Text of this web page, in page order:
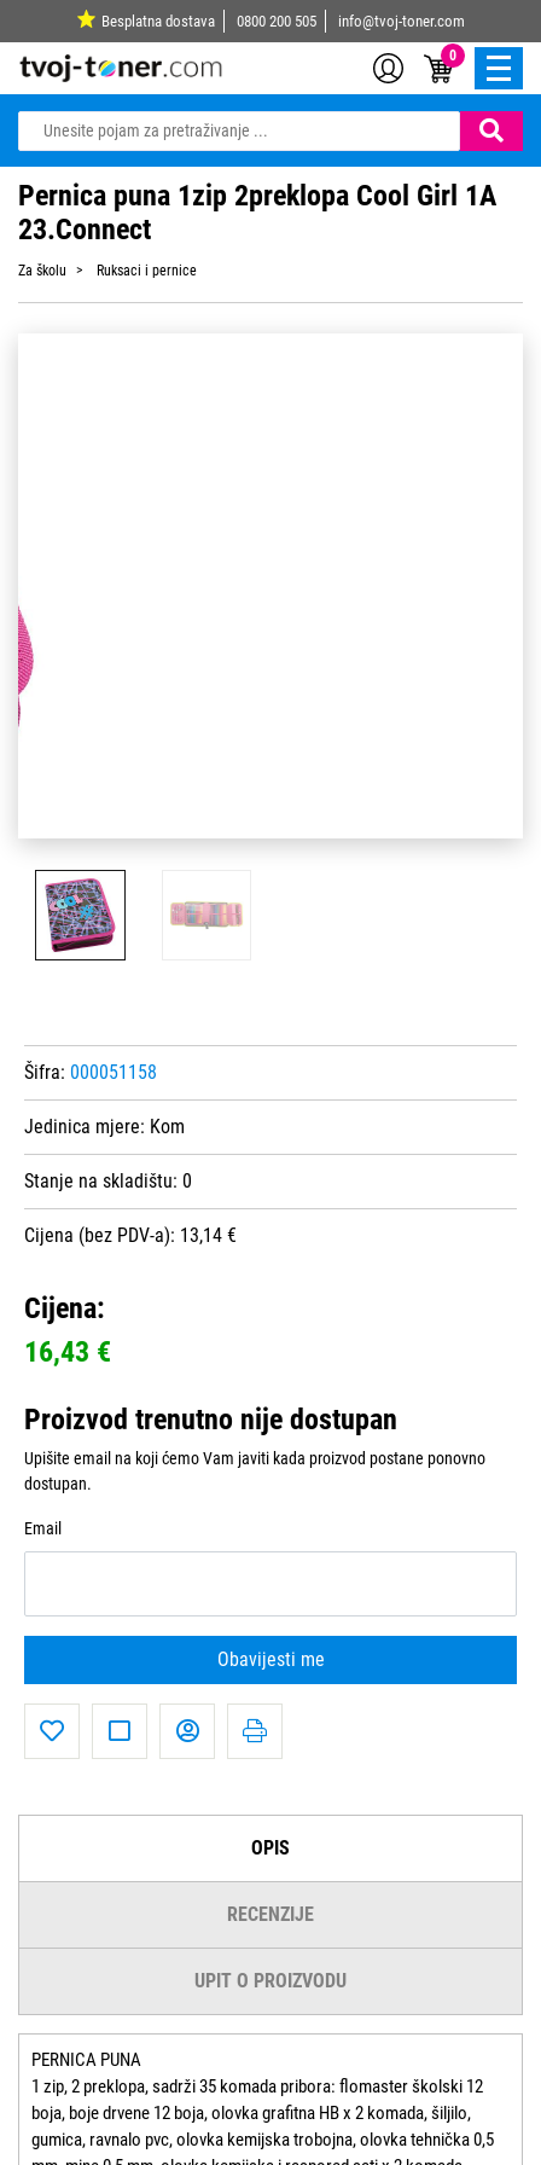
Besplatna dostava 0800 200 505 info@tvoj-toner.com
0
Pernica puna 1zip 2preklopa Cool Girl 1A
23.Connect
Za školu Ruksaci i pernice
Šifra: 000051158
Jedinica mjere: Kom
Stanje na skladištu: 0
Cijena (bez PDV-a): 13,14 €
Cijena:
16,43 €
Proizvod trenutno nije dostupan
Upišite email na koji ćemo Vam javiti kada proizvod postane ponovno
dostupan.
Email
Obavijesti me
OPIS
RECENZIJE
UPIT O PROIZVODU
PERNICA PUNA
1 zip, 2 preklopa, sadrži 35 komada pribora: flomaster školski 12
boja, boje drvene 12 boja, olovka grafitna HB x 2 komada, šiljilo,
gumica, ravnalo pvc, olovka kemijska trobojna, olovka tehnička 0,5